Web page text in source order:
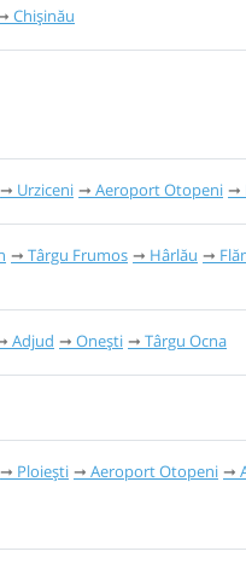
Chișinău
Urziceni Aeroport Otopeni
Târgu Frumos Hârlău
Adjud Onești Târgu Ocna
Ploiești Aeroport Otopeni